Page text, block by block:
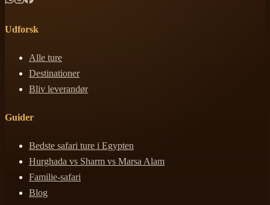
Udforsk
Alle ture
Destinationer
Bliv leverandør
Guider
Bedste safari ture i Egypten
Hurghada vs Sharm vs Marsa Alam
Familie-safari
Blog